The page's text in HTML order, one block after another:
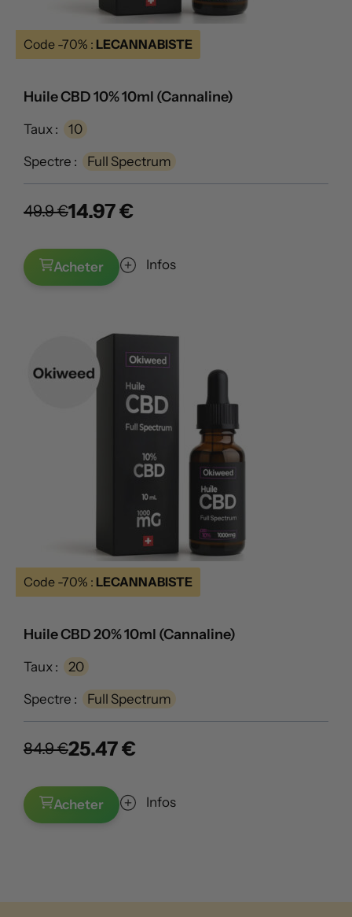
Code -70% : LECANNABISTE
Huile CBD 10% 10ml (Cannaline)
Taux : 10
Spectre : Full Spectrum
49.9 €14.97 €
Acheter Infos
Code -70% : LECANNABISTE
Huile CBD 20% 10ml (Cannaline)
Taux : 20
Spectre : Full Spectrum
84.9 €25.47 €
Acheter Infos